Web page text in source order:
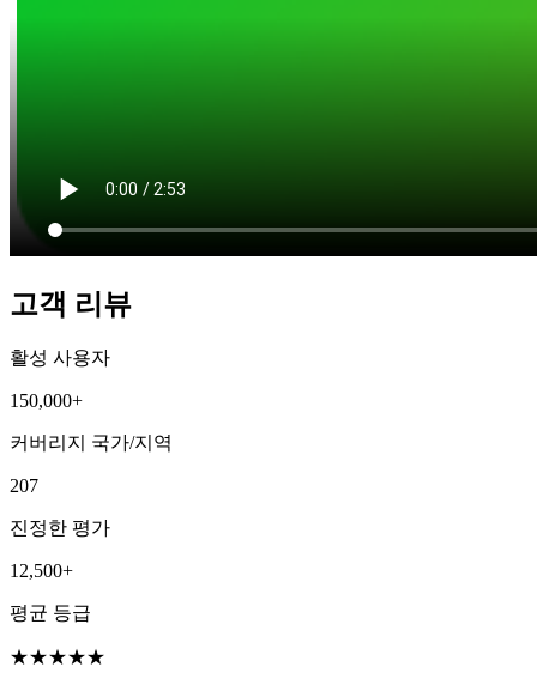
고객 리뷰
활성 사용자
150,000+
커버리지 국가/지역
207
진정한 평가
12,500+
평균 등급
★★★★★